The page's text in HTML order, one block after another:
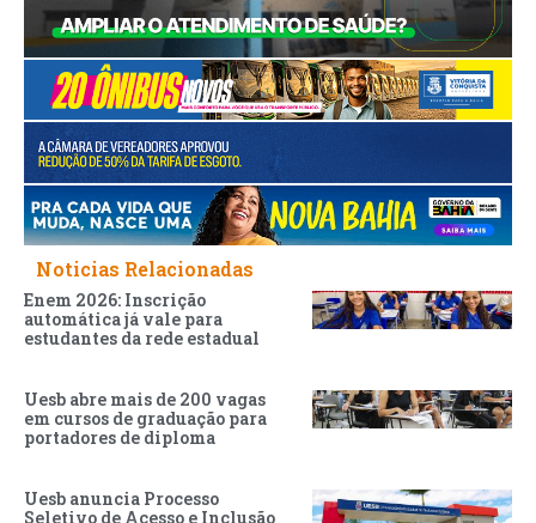
Noticias Relacionadas
Enem 2026: Inscrição
automática já vale para
estudantes da rede estadual
Uesb abre mais de 200 vagas
em cursos de graduação para
portadores de diploma
Uesb anuncia Processo
Seletivo de Acesso e Inclusão